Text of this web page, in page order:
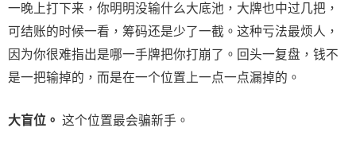
一晚上打下来，你明明没输什么大底池，大牌也中过几把，
可结账的时候一看，筹码还是少了一截。这种亏法最烦人，
因为你很难指出是哪一手牌把你打崩了。回头一复盘，钱不
是一把输掉的，而是在一个位置上一点一点漏掉的。
大盲位。 这个位置最会骗新手。